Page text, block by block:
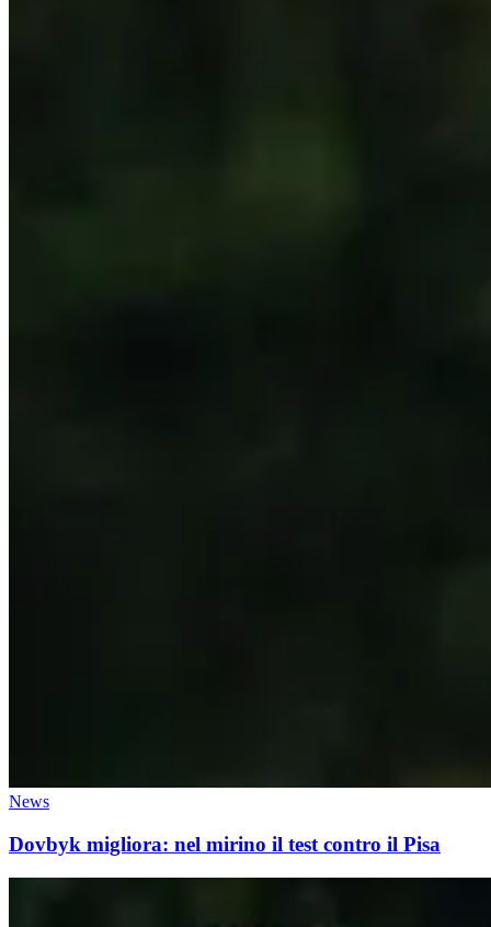
News
Dovbyk migliora: nel mirino il test contro il Pisa